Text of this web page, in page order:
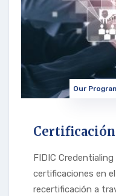
Our
FIDIC
certificaciones en
recertificación a